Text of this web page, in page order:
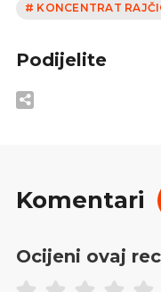
# KONCENTRAT
Podijelite
Komentari
Ocijeni ovaj